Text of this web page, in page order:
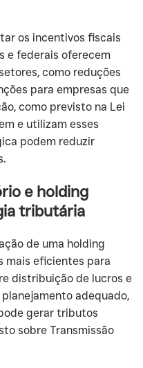
os incentivos fiscais
e federais oferecem
como reduções
para empresas que
como previsto na Lei
e utilizam esses
podem reduzir
e holding
tributária
de uma holding
mais eficientes para
distribuição de lucros e
adequado,
gerar tributos
sobre Transmissão